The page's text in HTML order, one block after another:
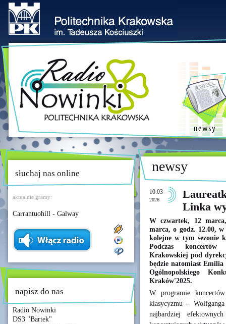
słuchaj nas online
aktualnie gramy:
Carrantuohill - Galway
napisz do nas
Radio Nowinki
DS3 "Bartek"
newsy
10.03
2026
Linka
W czwartek, 12
marca, o godz. 12.00,
kolejne w tym sezonie
Podczas
Krakowskiej pod
będzie natomiast
Ogólnopolskiego
Kraków'2025.
W programie
klasycyzmu –
najbardziej